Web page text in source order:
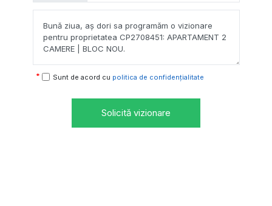
Sunt de acord cu politica de confidențialitate
Solicită vizionare